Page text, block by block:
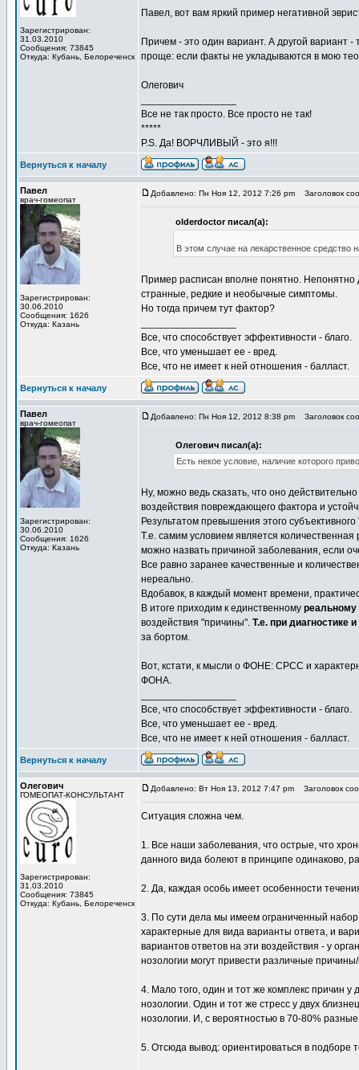
Зарегистрирован:
31.03.2010
Сообщения: 73845
Откуда: Кубань, Белореченск
Павел, вот вам яркий пример негативной
Причем - это один вариант. А другой вариант
проще: если факты не укладываются в мою
Олегович
Все не так просто. Все просто не так!
*****
P.S. Да! ВОРЧЛИВЫЙ - это я!!!
Вернуться к началу
Павел
врач-гомеопат
Зарегистрирован:
30.06.2010
Сообщения: 1626
Откуда: Казань
Добавлено: Пн Ноя 12, 2012 7:26 pm Заголовок
olderdoctor писал(а):
В этом случае на лекарственное средство
Пример расписан вполне понятно.
странные, редкие и необычные симптомы.
Но тогда причем тут фактор?
Все, что способствует эффективности - благо.
Все, что уменьшает ее - вред.
Все, что не имеет к ней отношения - балласт.
Вернуться к началу
Павел
врач-гомеопат
Зарегистрирован:
30.06.2010
Сообщения: 1626
Откуда: Казань
Добавлено: Пн Ноя 12, 2012 8:38 pm Заголовок
Олегович писал(а):
Есть некое условие, наличие которого
Ну, можно ведь сказать, что оно
воздействия повреждающего фактора и
Результатом превышения этого
Т.е. самим условием является
можно назвать причиной заболевания, если
Все равно заранее качественные и
нереально.
Вдобавок, в каждый момент времени,
В итоге приходим к единственному реальному
воздействия "причины". Т.е. при диагностике
за бортом.
Вот, кстати, к мысли о ФОНЕ: СРСС и
ФОНА.
Все, что способствует эффективности - благо.
Все, что уменьшает ее - вред.
Все, что не имеет к ней отношения - балласт.
Вернуться к началу
Олегович
ГОМЕОПАТ-КОНСУЛЬТАНТ
Зарегистрирован:
31.03.2010
Сообщения: 73845
Откуда: Кубань, Белореченск
Добавлено: Вт Ноя 13, 2012 7:47 pm Заголовок
Ситуация сложна чем.
1. Все наши заболевания, что острые, что
данного вида болеют в принципе одинаково,
2. Да, каждая особь имеет особенности
3. По сути дела мы имеем ограниченный
характерные для вида варианты ответа, и
вариантов ответов на эти воздействия - у
нозологии могут привести различные
4. Мало того, один и тот же комплекс причин
нозологии. Один и тот же стресс у двух
нозологии. И, с вероятностью в 70-80%
5. Отсюда вывод: ориентироваться в подборе